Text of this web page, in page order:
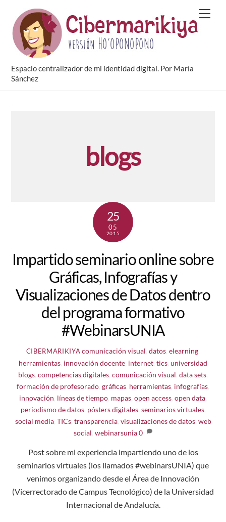
content
Espacio centralizador de mi identidad digital. Por María
Sánchez
blogs
25
05
2015
Impartido seminario online sobre
Gráficas, Infografías y
Visualizaciones de Datos dentro
del programa formativo
#WebinarsUNIA
CIBERMARIKIYA comunicación visual ,datos ,elearning
herramientas innovación docente internet tics universidad
blogs competencias digitales comunicación visual data sets
formación de profesorado gráficas herramientas infografías
innovación líneas de tiempo mapas open access open data
periodismo de datos, pósters digitales, seminarios virtuales,
social media, TICs, transparencia, visualizaciones de datos, web
social webinarsunia0
Post sobre mi experiencia impartiendo uno de los
seminarios virtuales (los llamados #webinarsUNIA) que
venimos organizando desde el Área de Innovación
(Vicerrectorado de Campus Tecnológico) de la Universidad
Internacional de Andalucía.